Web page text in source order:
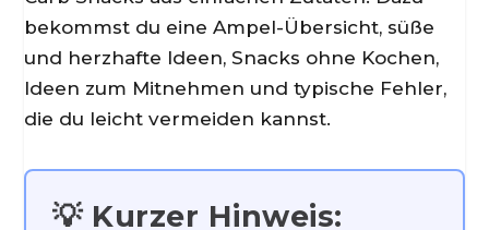
bekommst du eine Ampel-Übersicht, süße
und herzhafte Ideen, Snacks ohne Kochen,
Ideen zum Mitnehmen und typische Fehler,
die du leicht vermeiden kannst.
💡 Kurzer Hinweis: